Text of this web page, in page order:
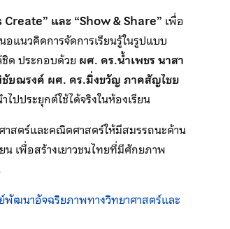
Create” และ “Show & Share” เพื่อ
แนวคิดการจัดการเรียนรู้ในรูปแบบ
ด ประกอบด้วยผศ. ดร.น้ำเพชร นาสา
ยณรงค์ ผศ. ดร.มิ่งขวัญ ภาคสัญไชย
ปประยุกต์ใช้ได้จริงในห้องเรียน
าสตร์และคณิตศาสตร์ให้มีสมรรถนะด้าน
เพื่อสร้างเยาวชนไทยที่มีศักยภาพ
พัฒนาอัจฉริยภาพทางวิทยาศาสตร์และ